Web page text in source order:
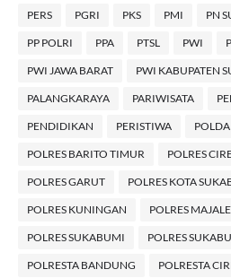
PERS PGRI PKS PMI PN
PP POLRI PPA PTSL PWI
PWI JAWA BARAT PWI KABUPATEN
PALANGKARAYA PARIWISATA
PENDIDIKAN PERISTIWA
POLRES BARITO TIMUR POLRES
POLRES GARUT POLRES KOTA
POLRES KUNINGAN POLRES
POLRES SUKABUMI POLRES
POLRESTA BANDUNG POLRESTA